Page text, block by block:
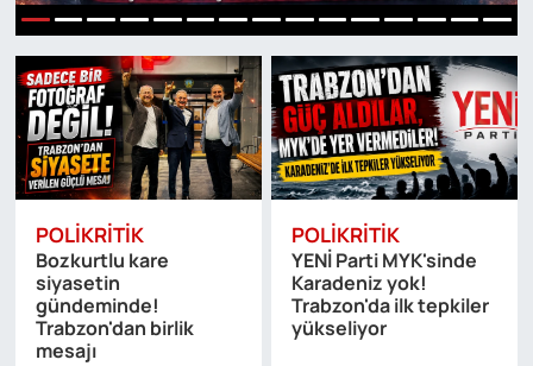
1 2 3 4 5 6 7 8 9 10 11 12 13 14 15
POLIKRITIK
Bozkurtlu kare
siyasetin
gündeminde!
Trabzon'dan birlik
mesajı
POLIKRITIK
YENİ Parti MYK'sinde
Karadeniz yok!
Trabzon'da ilk tepkiler
yükseliyor